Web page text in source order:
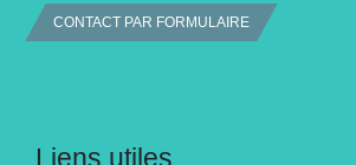
CONTACT PAR FORMULAIRE
Liens utiles